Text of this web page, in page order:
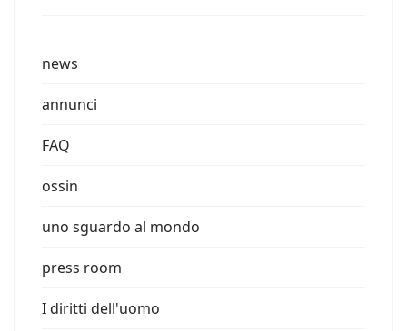
news
annunci
FAQ
ossin
uno sguardo al mondo
press room
I diritti dell'uomo